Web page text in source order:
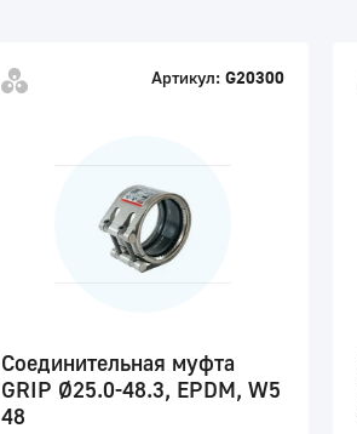
Артикул: G20300
Соединительная муфта
GRIP Ø25.0-48.3, EPDM, W5
48